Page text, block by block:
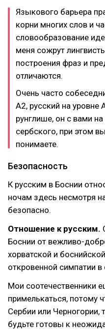
Языкового барьера
корни многих слов и
словообразование
меня сожрут
построения фраз и
отличаются.
Очень часто
А2, русский на уровне
рунглише, он с вами
сербского, при этом
понимаете.
Безопасность
К русским в Боснии
ночам здесь несмотря
безопасно.
Отношение к русским.
Боснии от вежливо-
хорватской и
откровенной симпатии в
Мои соотечественники
примелькаться, потому
Сербии или Черногории,
будьте готовы к